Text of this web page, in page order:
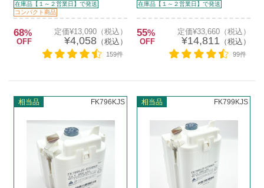
在庫品【１～２営業日】で発送
コンパクト商品
68%
OFF
定価¥13,090（税込）
¥4,058（税込）
159件
在庫品【１～２営業日】で発送
55%
OFF
定価¥33,660（税込）
¥14,811 （税込）
99件
相当品 FK796KJS 相当品 FK799KJS